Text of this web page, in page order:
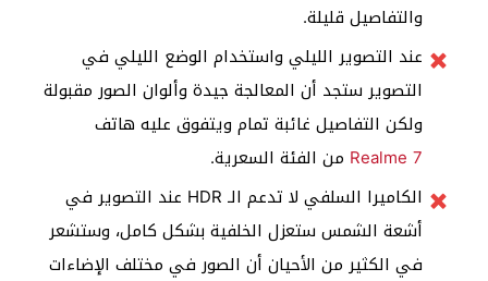
والتفاصيل قليلة.
عند التصوير الليلي واستخدام الوضع الليلي في
التصوير ستجد أن المعالجة جيدة وألوان الصور مقبولة
ولكن التفاصيل غائبة تمام ويتفوق عليه هاتف
Realme 7 من الفئة السعرية.
الكاميرا السلفي لا تدعم الـ HDR عند التصوير في
أشعة الشمس ستعزل الخلفية بشكل كامل، وستشعر
في الكثير من الأحيان أن الصور في مختلف الإضاءات